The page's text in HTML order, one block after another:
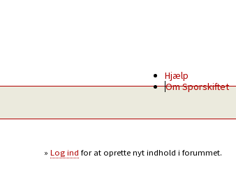
Hjælp
Om Sporskiftet
Log ind for at oprette nyt indhold i forummet.